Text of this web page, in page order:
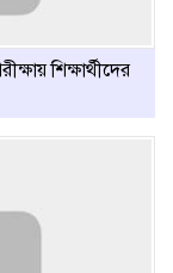
শিক্ষার্থীদের